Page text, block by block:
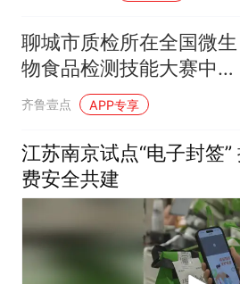
聊城市质检所在全国微生
物食品检测技能大赛中荣
获佳绩
齐鲁壹点 APP专享
江苏南京试点“电子封签
费安全共建